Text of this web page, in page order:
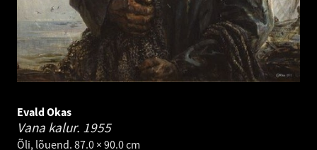
Evald Okas
Vana kalur. 1955
Õli, lõuend. 87.0 × 90.0 cm